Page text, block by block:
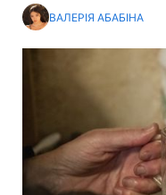
ВАЛЕРІЯ АБАБІНА